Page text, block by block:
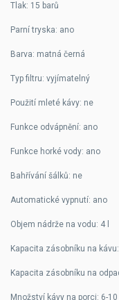
Tlak: 15 barů
Parní tryska: ano
Barva: matná černá
Typ filtru: vyjímatelný
Použití mleté kávy: ne
Funkce odvápnění: ano
Funkce horké vody: ano
Bahřívání šálků: ne
Automatické vypnutí: ano
Objem nádrže na vodu: 4 l
Kapacita zásobníku na
Kapacita zásobníku na
Množství kávy na porci: 6-10